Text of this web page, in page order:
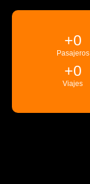
Pasajeros
+0
Viajes
+0